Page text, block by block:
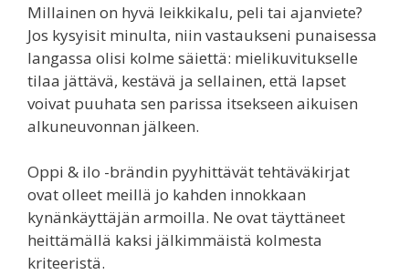
Millainen on hyvä leikkikalu, peli tai ajanviete?
Jos kysyisit minulta, niin vastaukseni punaisessa
langassa olisi kolme säiettä: mielikuvitukselle
tilaa jättävä, kestävä ja sellainen, että lapset
voivat puuhata sen parissa itsekseen aikuisen
alkuneuvonnan jälkeen.
Oppi & ilo -brändin pyyhittävät tehtäväkirjat
ovat olleet meillä jo kahden innokkaan
kynänkäyttäjän armoilla. Ne ovat täyttäneet
heittämällä kaksi jälkimmäistä kolmesta
kriteeristä.